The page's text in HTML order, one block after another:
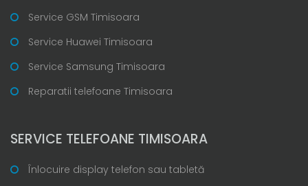
Service GSM Timisoara
Service Huawei Timisoara
Service Samsung Timisoara
Reparatii telefoane Timisoara
SERVICE TELEFOANE TIMISOARA
Înlocuire display telefon sau tabletă